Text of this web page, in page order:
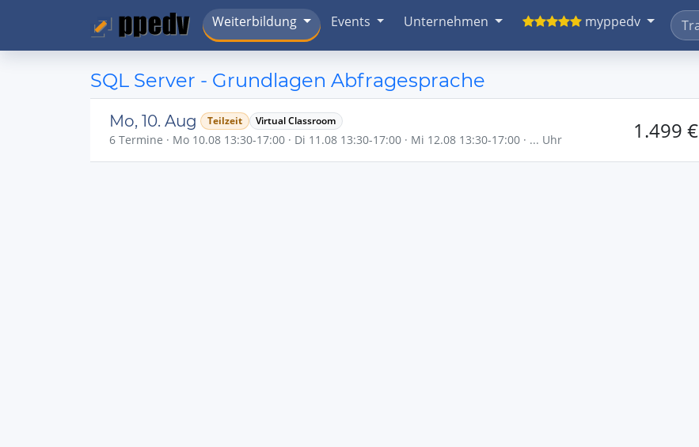
Weiterbildung Events Unternehmen myppedv
SQL Server - Grundlagen Abfragesprache
Mo, 10. Aug Teilzeit Virtual Classroom
6 Termine · Mo 10.08 13:30-17:00 · Di 11.08 13:30-17:00 · Mi 12.08 13:30-17:00 · ... Uhr 1.499 €